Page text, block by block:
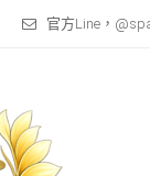
官方Line，